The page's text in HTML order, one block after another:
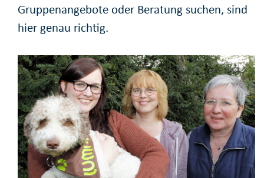
Gruppenangebote oder Beratung suchen, sind
hier genau richtig.